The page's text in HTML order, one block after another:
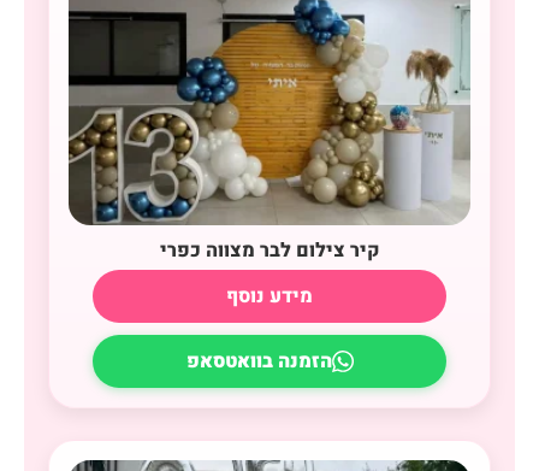
קיר צילום לבר מצווה כפרי
מידע נוסף
הזמנה בוואטסאפ